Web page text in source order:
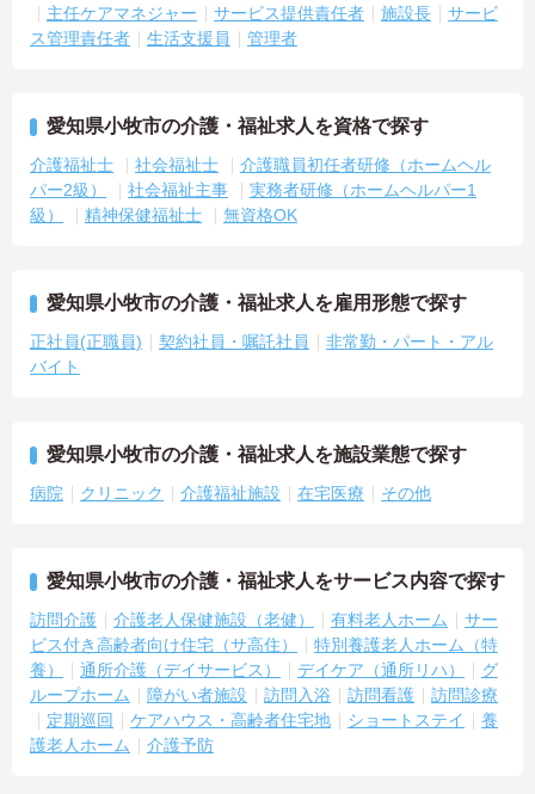
主任ケアマネジャー
サービス提供責任者 施設長
サービ
ス管理責任者
生活支援員 管理者
愛知県小牧市の介護・福祉求人を資格で探す
介護福祉士 社会福祉士
介護職員初任者研修（ホームヘル
パー2級）
社会福祉主事
実務者研修（ホームヘルパー1
級）
精神保健福祉士 無資格OK
愛知県小牧市の介護・福祉求人を雇用形態で探す
正社員(正職員) 契約社員・嘱託社員
非常勤・パート・アル
バイト
愛知県小牧市の介護・福祉求人を施設業態で探す
病院 クリニック 介護福祉施設 在宅医療 その他
愛知県小牧市の介護・福祉求人をサービス内容で探す
訪問介護 介護老人保健施設（老健） 有料老人ホーム
サー
ビス付き高齢者向け住宅（サ高住）
特別養護老人ホーム（特
養）
通所介護（デイサービス） デイケア（通所リハ）
グ
ループホーム
障がい者施設 訪問入浴 訪問看護
訪問診療
定期巡回
ケアハウス・高齢者住宅地 ショートステイ
養
護老人ホーム
介護予防